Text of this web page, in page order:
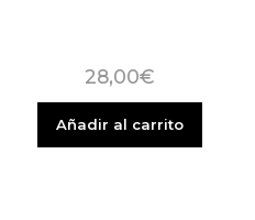
28,00€
Añadir al carrito